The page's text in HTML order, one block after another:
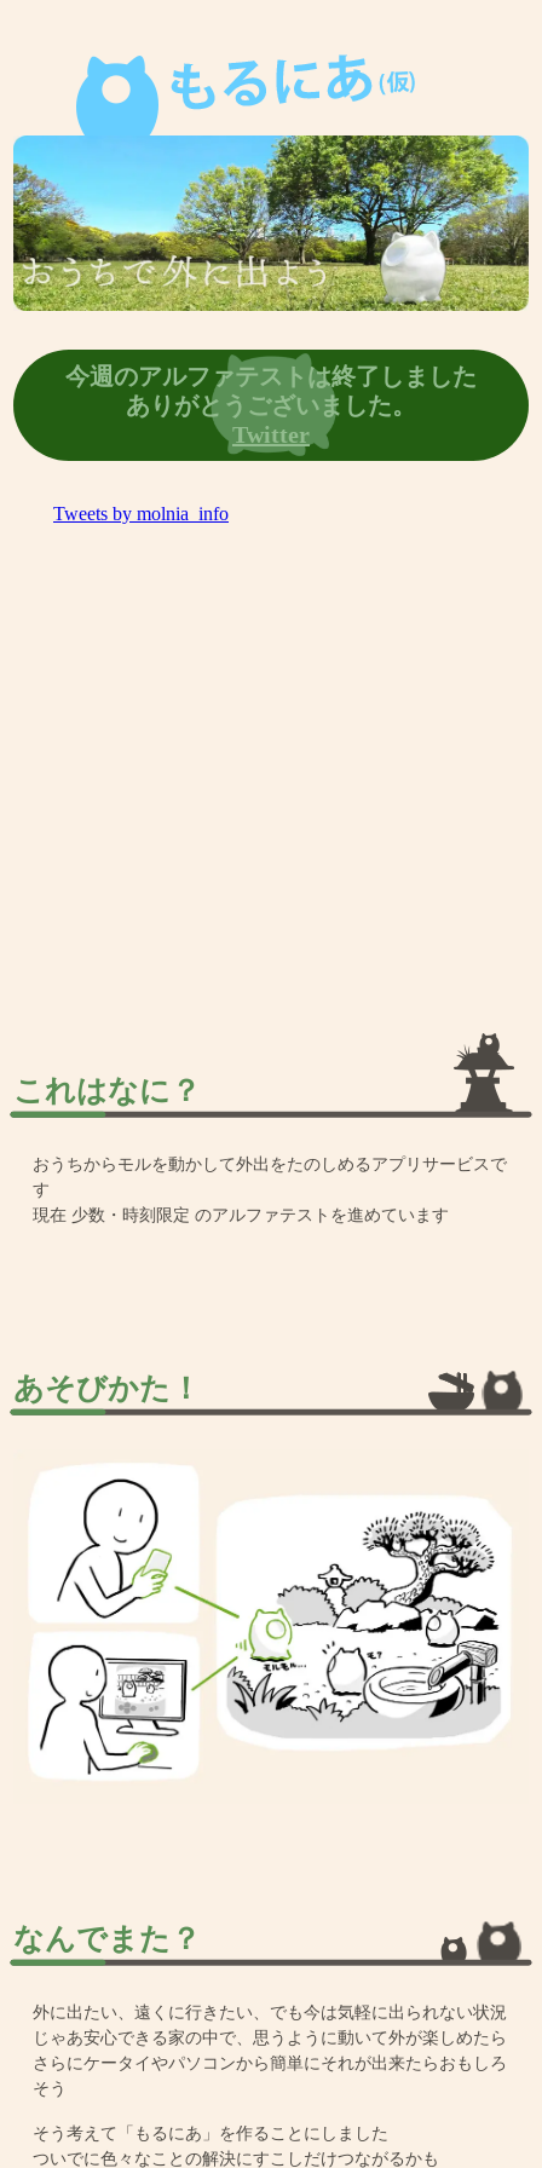
今週のアルファテストは終了しました
ありがとうございました。
Twitter
Tweets by molnia_info
これはなに？
おうちからモルを動かして外出をたのしめるアプリサービスで
す
現在 少数・時刻限定 のアルファテストを進めています
あそびかた！
なんでまた？
外に出たい、遠くに行きたい、でも今は気軽に出られない状況
じゃあ安心できる家の中で、思うように動いて外が楽しめたら
さらにケータイやパソコンから簡単にそれが出来たらおもしろ
そう
そう考えて「もるにあ」を作ることにしました
ついでに色々なことの解決にすこしだけつながるかも